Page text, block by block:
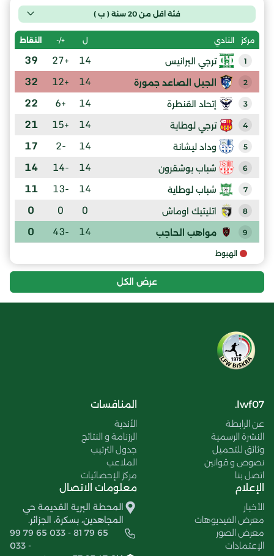
فئة اقل من 20 سنة ( ب )
مركز النادي ل +/- النقاط
1 ترجي البرانيس 14
+27
39
2 الجيل الصاعد جمورة 14
+12
32
3 إتحاد القنطرة 14
+6
22
4 ترجي لوطاية 14
+15
21
5 وداد ليشانة 14
-2
17
6 شباب بوشقرون 14
-14
14
7 شباب لوطاية 14
-13
11
8 اتليتيك اوماش 0
0
0
9 مواهب الحاجب 14
-43
0
الهبوط
عرض الكل
lwf07.
عن الرابطة
النشرة الرسمية
وثائق للتحميل
نصوص و قوانين
اتصل بنا
المنافسات
الأندية
الرزنامة و النتائج
جدول الترتيب
الملاعب
مركز الإحصائيات
الإعلام
الأخبار
معرض الفيديوهات
معرض الصور
الإعتمادات
معلومات الاتصال
المحطة البرية القديمة حي
المجاهدين، بسكرة، الجزائر.
99 79 65 033 - 81 79 65
033 -